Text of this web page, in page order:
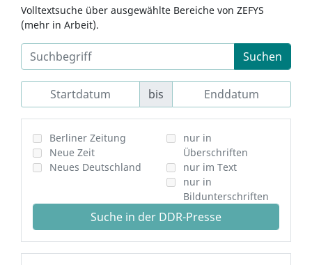
Volltextsuche über ausgewählte Bereiche von ZEFYS
(mehr in Arbeit).
Suchen
bis
Berliner Zeitung
Neue Zeit
Neues Deutschland
nur in
Überschriften
nur im Text
nur in
Bildunterschriften
Suche in der DDR-Presse